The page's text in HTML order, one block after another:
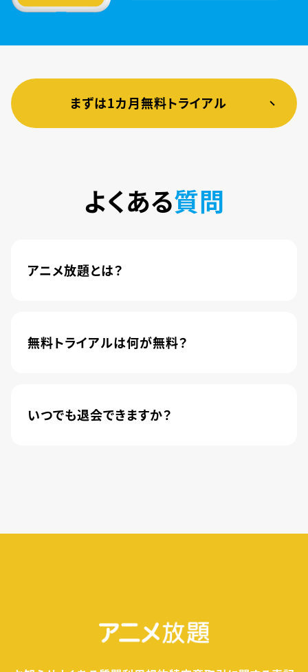
まずは1カ月無料トライアル
よくある質問
アニメ放題とは？
されました。
無料トライアルは何が無料？
いつでも退会できますか？